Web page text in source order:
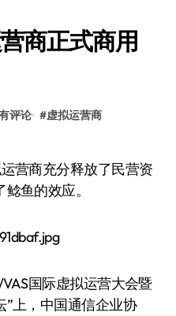
商正式商用
评论 #虚拟运营商
鱼的效应。
国际虚拟运营大会暨
上，中国通信企业协